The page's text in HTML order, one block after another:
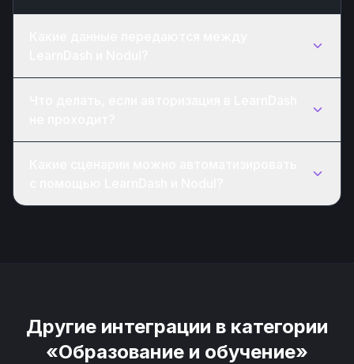
Другие интеграции в категории
«Образование и обучение»